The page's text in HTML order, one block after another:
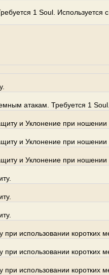
1 Soul. Используется
атакам. Требуется 1
и Уклонение при ношении
и Уклонение при ношении
и Уклонение при ношении
использовании коротких
использовании коротких
использовании коротких